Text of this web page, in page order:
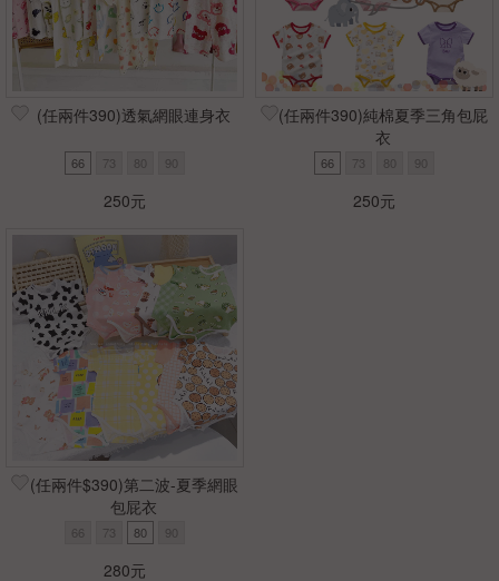
(任兩件390)透氣網眼連身衣
66 73 80
250元
(任兩件390)純棉夏季三角包屁
衣
66 73 80
250元
(任兩件$390)第二波-夏季網眼
包屁衣
73 80
280元